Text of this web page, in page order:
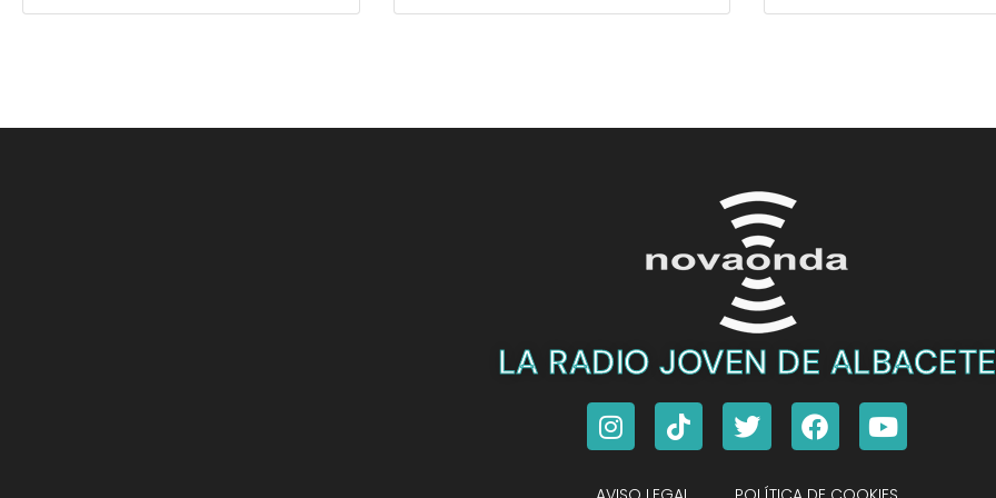
LA RADIO JOVEN DE ALBACETE